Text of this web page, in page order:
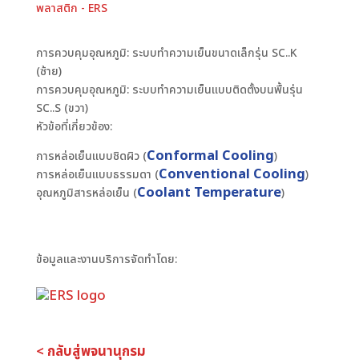
การควบคุมอุณหภูมิ: ระบบทำความเย็นขนาดเล็กรุ่น SC..K
(ซ้าย)
การควบคุมอุณหภูมิ: ระบบทำความเย็นแบบติดตั้งบนพื้นรุ่น
SC..S (ขวา)
หัวข้อที่เกี่ยวข้อง:
การหล่อเย็นแบบชิดผิว (Conformal Cooling)
การหล่อเย็นแบบธรรมดา (Conventional Cooling)
อุณหภูมิสารหล่อเย็น (Coolant Temperature)
ข้อมูลและงานบริการจัดทำโดย:
< กลับสู่พจนานุกรม